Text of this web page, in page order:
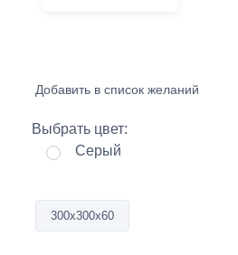
Добавить в список желаний
Выбрать цвет:
Серый
300х300х60